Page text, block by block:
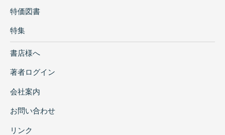
特価図書
特集
書店様へ
著者ログイン
会社案内
お問い合わせ
リンク